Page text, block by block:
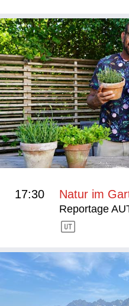
17:30 Natur im
Reportage